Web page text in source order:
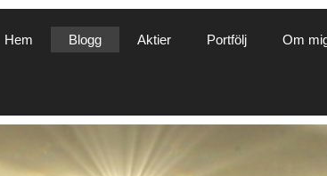
Hem Blogg Aktier Portfölj Om